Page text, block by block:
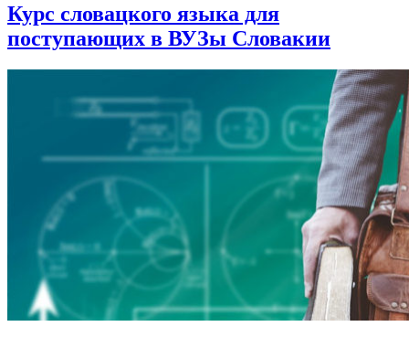
Курс словацкого языка для
поступающих в ВУЗы Словакии